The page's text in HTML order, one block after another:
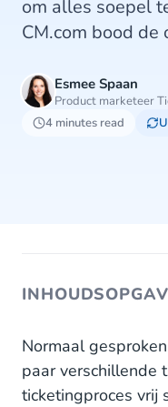
om alles soepel
CM.com bood de
Esmee Spaan
Product marketeer
4 minutes read
Loterij voor tickets
MyDGP voor
Normaal
paar verschillende
ticketingproces vrij